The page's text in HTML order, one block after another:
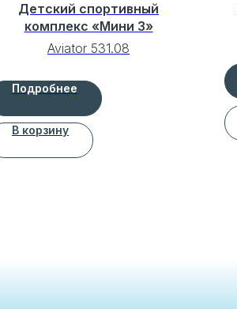
Детский спортивный
комплекс «Мини 3»
Aviator 531.08
Подробнее
В корзину